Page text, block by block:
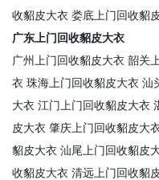
收貂皮大衣 娄底上门回收貂
广东上门回收貂皮大衣
广州上门回收貂皮大衣 韶关
衣 珠海上门回收貂皮大衣 汕
大衣 江门上门回收貂皮大衣
皮大衣 肇庆上门回收貂皮大
貂皮大衣 汕尾上门回收貂皮
收貂皮大衣 清远上门回收貂